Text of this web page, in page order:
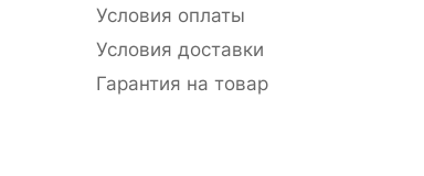
Условия оплаты
Условия доставки
Гарантия на товар